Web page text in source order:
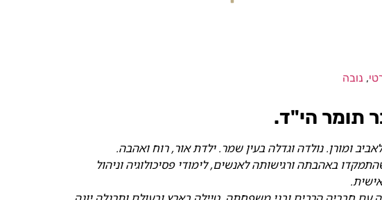
, נובה
תומר הי"ד.
ומורן. נולדה וגדלה בעין שמר. ילדת אור, רוח ואהבה.
באהבתה ורגישותה לאנשים, לימודי פסיכולוגיה וניהול